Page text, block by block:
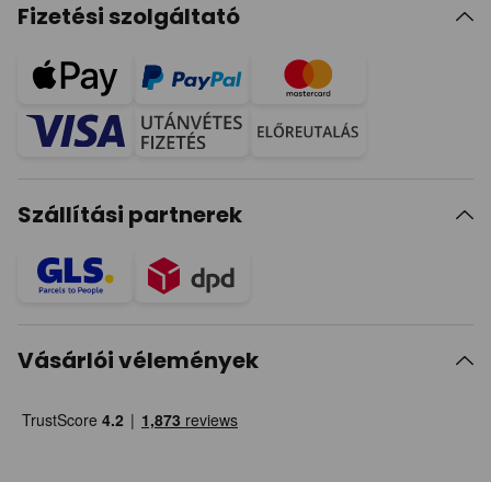
Fizetési szolgáltató
Szállítási partnerek
Vásárlói vélemények